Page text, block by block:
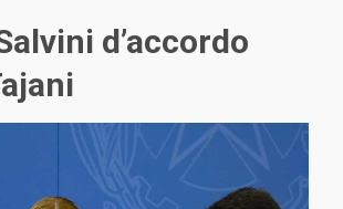
d’accordo